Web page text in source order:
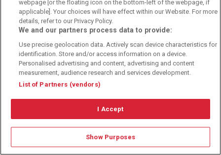
Sportwetten Hotline
Sportwetten Hotline
webpage [or the floating icon on the bottom-left of the webpage, if
applicable]. Your choices will have effect within our Website. For more
details, refer to our Privacy Policy.
We and our partners process data to provide:
Use precise geolocation data. Actively scan device characteristics for
identification. Store and/or access information on a device.
Personalised advertising and content, advertising and content
measurement, audience research and services development.
List of Partners (vendors)
I Accept
Show Purposes